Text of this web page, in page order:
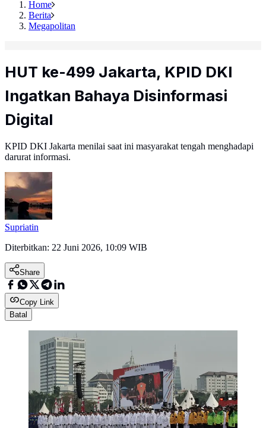
Home
Berita
Megapolitan
HUT ke-499 Jakarta, KPID DKI
Ingatkan Bahaya Disinformasi
Digital
KPID DKI Jakarta menilai saat ini masyarakat tengah menghadapi
darurat informasi.
Supriatin
Diterbitkan: 22 Juni 2026, 10:09 WIB
Share
Copy Link
Batal